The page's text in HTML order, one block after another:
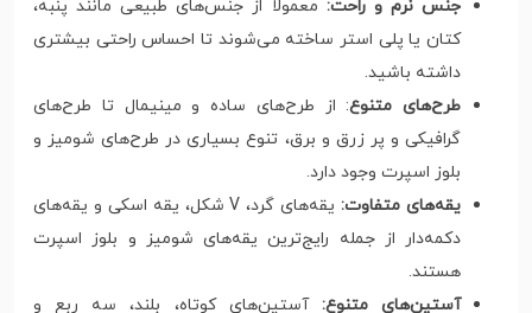
جنس نرم و راحت: معمولاً از جنس‌های طبیعی مانند پنبه،
کتان یا پلی استر ساخته می‌شوند تا احساس راحتی بیشتری
داشته باشید.
طرح‌های متنوع: از طرح‌های ساده و مینیمال تا طرح‌های
گرافیکی و پر زرق و برق، تنوع بسیاری در طرح‌های شومیز و
بلوز اسپرت وجود دارد.
یقه‌های متفاوت:
یقه‌های گرد، V شکل، یقه اسکی و یقه‌های
دکمه‌دار از جمله رایج‌ترین یقه‌های شومیز و بلوز اسپرت
هستند.
آستین‌های متنوع: آستین‌های کوتاه، بلند، سه ربع و